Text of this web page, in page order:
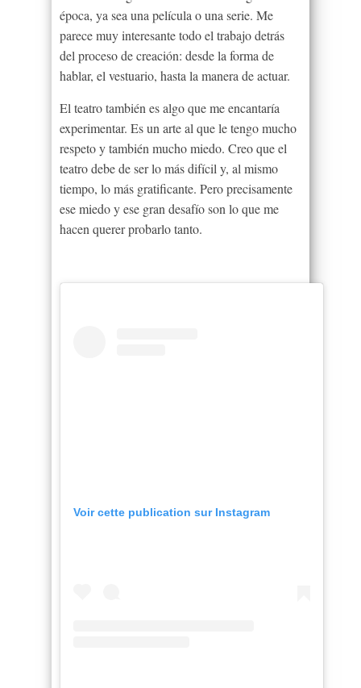
época, ya sea una película o una serie. Me
parece muy interesante todo el trabajo detrás
del proceso de creación: desde la forma de
hablar, el vestuario, hasta la manera de actuar.
El teatro también es algo que me encantaría
experimentar. Es un arte al que le tengo mucho
respeto y también mucho miedo. Creo que el
teatro debe de ser lo más difícil y, al mismo
tiempo, lo más gratificante. Pero precisamente
ese miedo y ese gran desafío son lo que me
hacen querer probarlo tanto.
Voir cette publication sur Instagram